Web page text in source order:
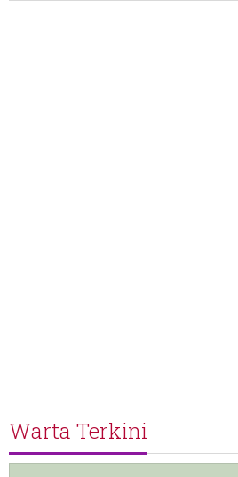
Warta Terkini